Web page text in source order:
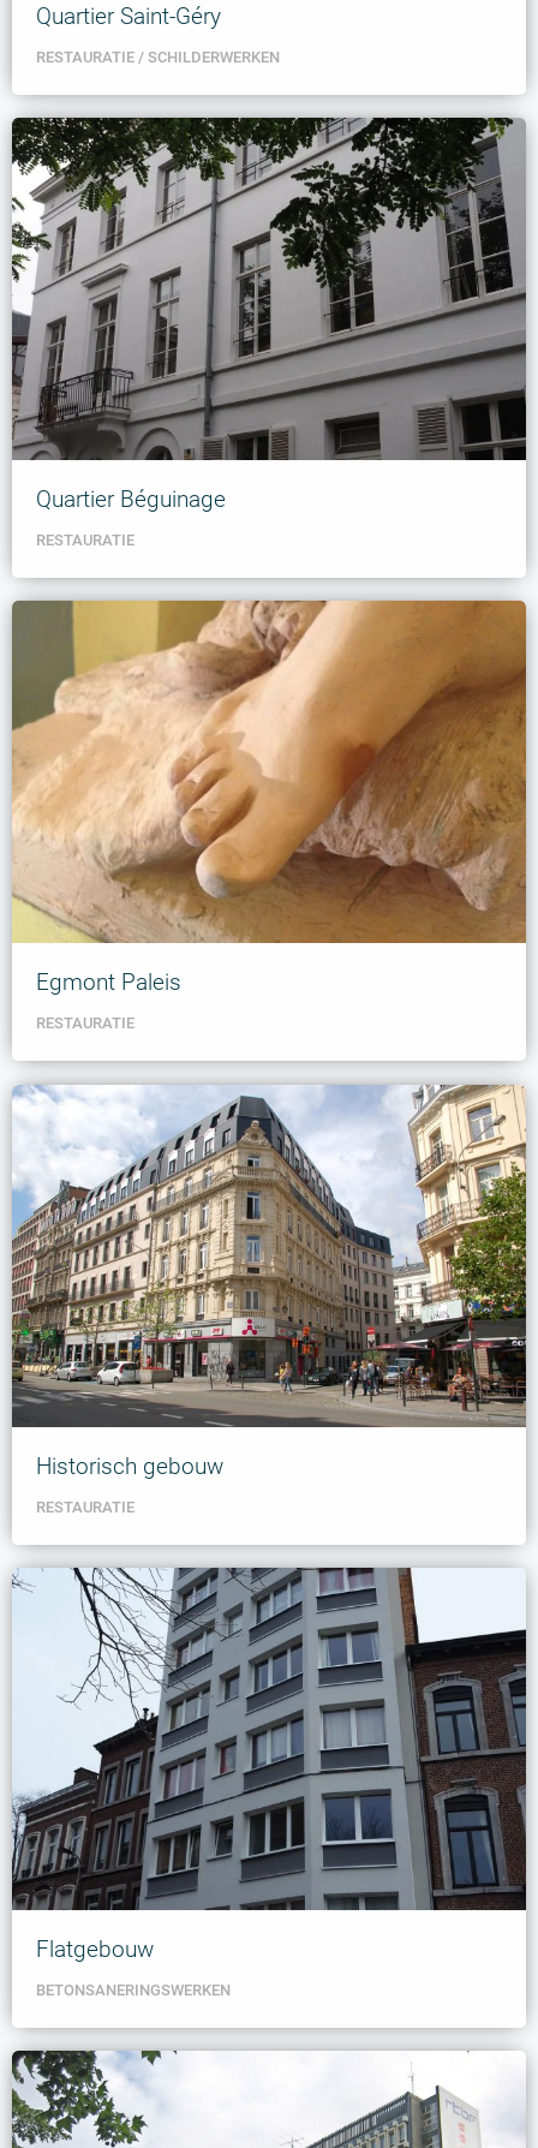
Quartier Saint-Géry
RESTAURATIE SCHILDERWERKEN
Quartier Béguinage
RESTAURATIE
Egmont Paleis
RESTAURATIE
Historisch gebouw
RESTAURATIE
Flatgebouw
BETONSANERINGSWERKEN